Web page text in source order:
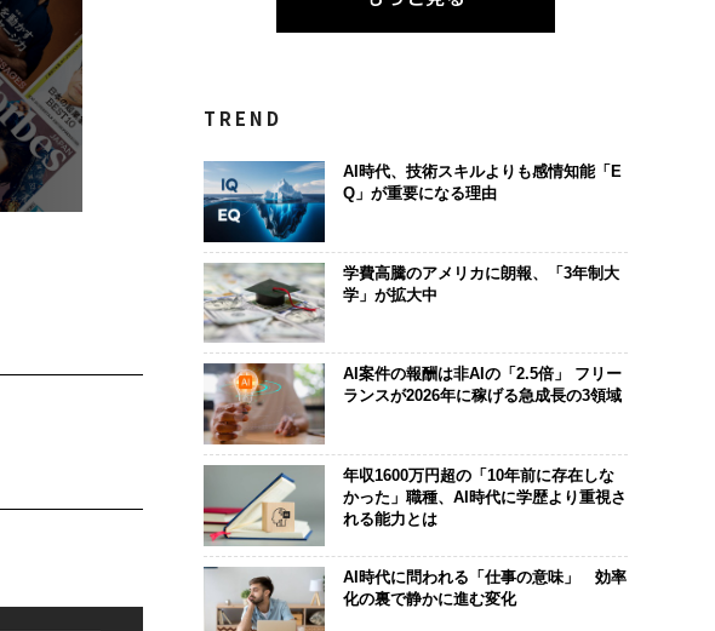
TREND
AI時代、技術スキルよりも感情知能「E
Q」が重要になる理由
学費高騰のアメリカに朗報、「3年制大
学」が拡大中
AI案件の報酬は非AIの「2.5倍」 フリー
ランスが2026年に稼げる急成長の3領域
年収1600万円超の「10年前に存在しな
かった」職種、AI時代に学歴より重視さ
れる能力とは
AI時代に問われる「仕事の意味」 効率
化の裏で静かに進む変化